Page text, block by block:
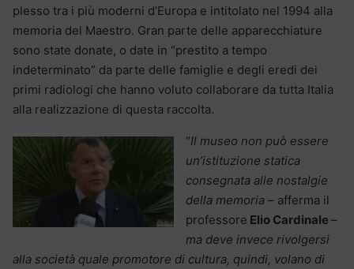
plesso tra i più moderni d’Europa e intitolato nel 1994 alla
memoria del Maestro. Gran parte delle apparecchiature
sono state donate, o date in “prestito a tempo
indeterminato” da parte delle famiglie e degli eredi dei
primi radiologi che hanno voluto collaborare da tutta Italia
alla realizzazione di questa raccolta.
“Il museo non può essere
un’istituzione statica
consegnata alle nostalgie
della memoria – afferma il
professore Elio Cardinale –
ma deve invece rivolgersi
alla società quale promotore di cultura, quindi, volano di